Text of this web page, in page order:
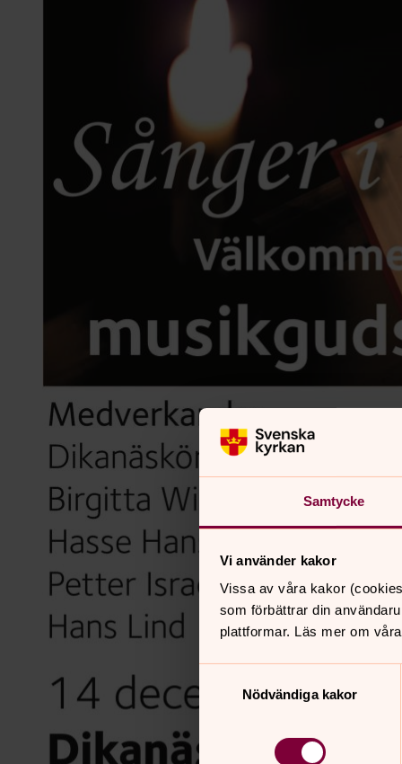
Samtycke
Vi använder kakor
Vissa av våra kakor
som förbättrar din
plattformar. Läs mer om
Nödvändiga kakor